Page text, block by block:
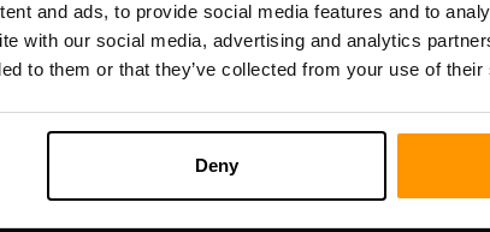
and ads, to provide social media features and to
with our social media, advertising and analytics
to them or that they’ve collected from your use of
Deny
serverul dvs. → Servere de joc→
Bucurați-vă de joc pe server!